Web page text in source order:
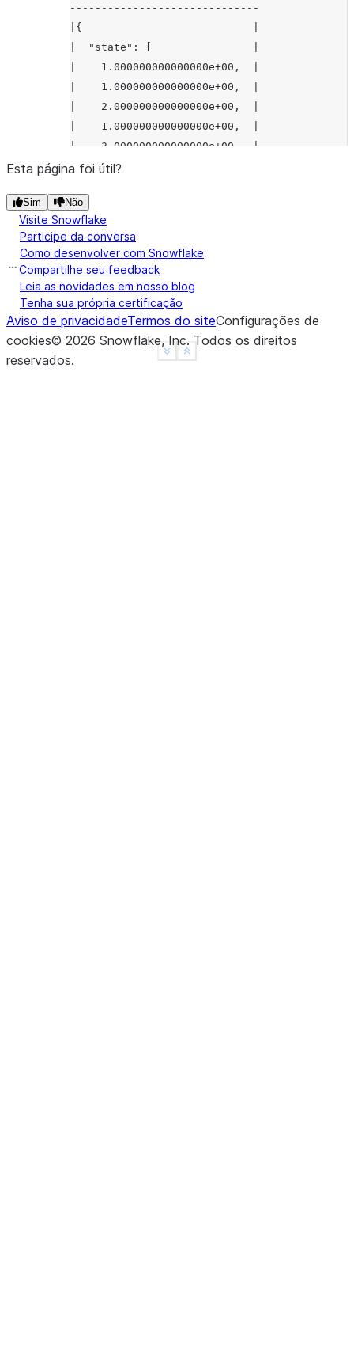
------------------------------
|{                           |
|  "state": [                |
|    1.000000000000000e+00,  |
|    1.000000000000000e+00,  |
|    2.000000000000000e+00,  |
|    1.000000000000000e+00,  |
|    3.000000000000000e+00,  |
|    1.000000000000000e+00,  |
|    1.000000000000000e+00,  |
|    5.000000000000000e+00,  |
|    1.000000000000000e+00   |
|  ],                        |
|  "type": "tdigest",        |
|  "version": 1              |
|}                           |
------------------------------
Show less
See more
Esta página foi útil?
Sim Não
Visite Snowflake
Participe da conversa
Como desenvolver com Snowflake
Compartilhe seu feedback
Leia as novidades em nosso blog
Tenha sua própria certificação
Aviso de privacidadeTermos do siteConfigurações de
cookies© 2026 Snowflake, Inc. Todos os direitos
reservados.